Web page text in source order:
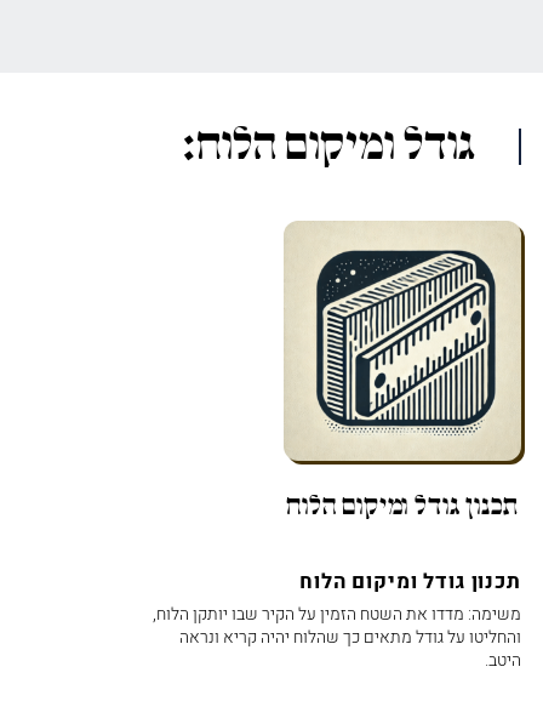
גודל ומיקום הלוח:
תכנון גודל ומיקום הלוח
תכנון גודל ומיקום הלוח
משימה: מדדו את השטח הזמין על הקיר שבו יותקן הלוח,
והחליטו על גודל מתאים כך שהלוח יהיה קריא ונראה
היטב.